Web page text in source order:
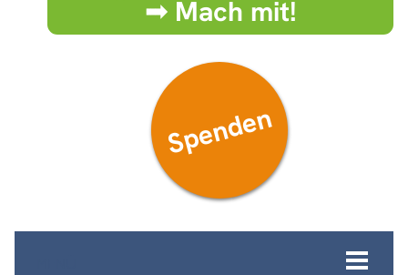
➟ Mach mit!
Spenden